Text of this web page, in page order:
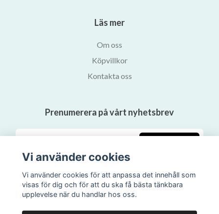
Läs mer
Om oss
Köpvillkor
Kontakta oss
Prenumerera på vårt nyhetsbrev
Vi använder cookies
Vi använder cookies för att anpassa det innehåll som
visas för dig och för att du ska få bästa tänkbara
upplevelse när du handlar hos oss.